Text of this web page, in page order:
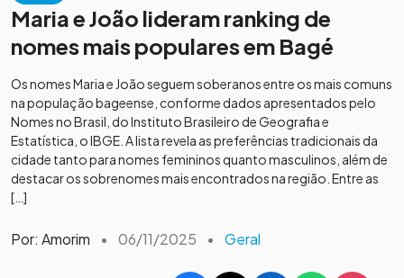
Maria e João lideram ranking de
nomes mais populares em Bagé
Os nomes Maria e João seguem soberanos entre os mais comuns
na população bageense, conforme dados apresentados pelo
Nomes no Brasil, do Instituto Brasileiro de Geografia e
Estatística, o IBGE. A lista revela as preferências tradicionais da
cidade tanto para nomes femininos quanto masculinos, além de
destacar os sobrenomes mais encontrados na região. Entre as
[…]
Por: Amorim • 06/11/2025 • Geral